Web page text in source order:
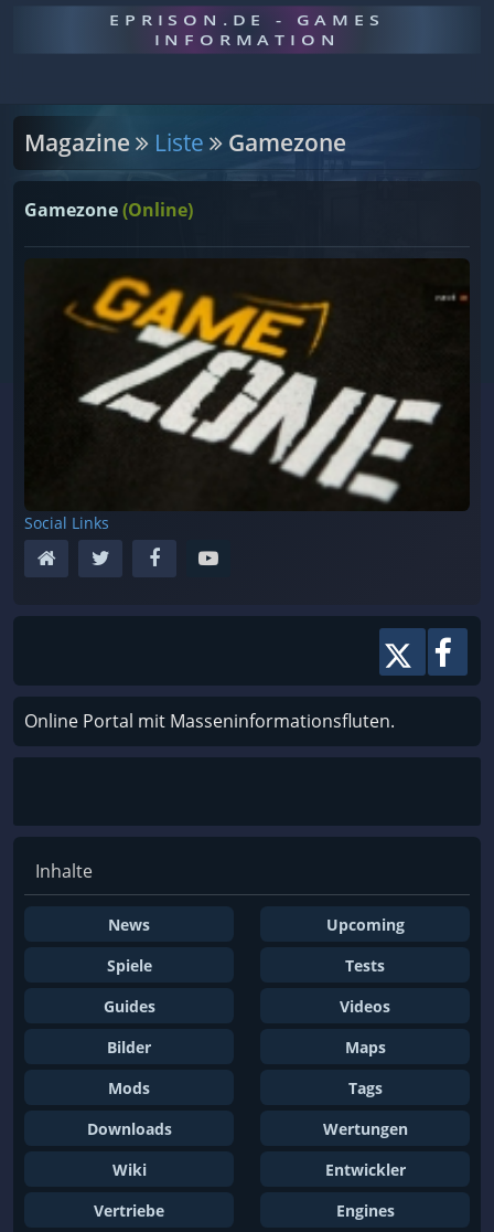
EPRISON.DE - GAMES
INFORMATION
Magazine Liste Gamezone
Gamezone(Online)
Social Links
Online Portal mit Masseninformationsfluten.
Inhalte
News
Upcoming
Spiele
Tests
Guides
Videos
Bilder
Maps
Mods
Tags
Downloads
Wertungen
Wiki
Entwickler
Vertriebe
Engines